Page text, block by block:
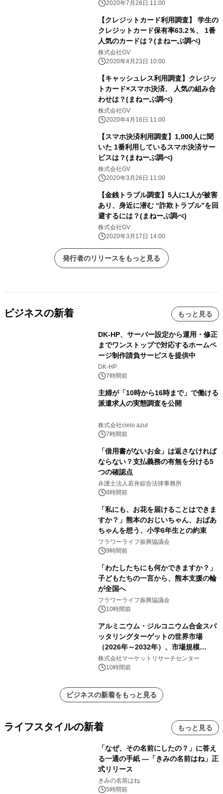
2020年7月28日 11:00
【クレジットカード利用調査】 学生の
クレジットカード保有率63.2％、 1番
人気のカードは？(まねーぶ調べ)
株式会社GV
2020年4月23日 10:00
【キャッシュレス利用調査】クレジッ
トカード×スマホ決済、 人気の組み合
わせは？(まねーぶ調べ)
株式会社GV
2020年4月16日 11:00
【スマホ決済利用調査】1,000人に聞
いた 1番利用しているスマホ決済サー
ビスは？(まねーぶ調べ)
株式会社GV
2020年3月26日 11:00
【金銭トラブル調査】5人に1人が被害
あり、身近に潜む “詐欺トラブル”を回
避するには？(まねーぶ調べ)
株式会社GV
2020年3月17日 14:00
発行者のリリースをもっと見る
ビジネスの新着 もっと見る
DK-HP、サーバー設定から運用・修正
までワンストップで対応するホームペ
ージ制作請負サービスを提供中
DK-HP
7時間前
主婦が「10時から16時まで」で働ける
派遣求人の実態調査を公開
株式会社cielo azul
7時間前
「借用書がないお金」は返さなければ
ならない？支払義務の有無を分ける5
つの確認点
弁護士法人若井綜合法律事務所
8時間前
「私にも、お花を届けることはできま
すか？」熊本のおじいちゃん、おばあ
ちゃんを想う、小学6年生との約束
フラワーライフ振興協議会
9時間前
「わたしたちにも何かできますか？」
子どもたちの一言から、熊本支援の輪
が全国へ
フラワーライフ振興協議会
10時間前
アルミニウム・ジルコニウム合金スパ
ッタリングターゲットの世界市場
（2026年～2032年）、市場規模
（0.995、0.999、その他）・分析レポ
ートを発表
株式会社マーケットリサーチセンター
10時間前
ビジネスの新着をもっと見る
ライフスタイルの新着 もっと見る
「なぜ、その名前にしたの？」に答え
る一通の手紙 ―「きみの名前はね」正
式リリース
きみの名前はね
5時間前